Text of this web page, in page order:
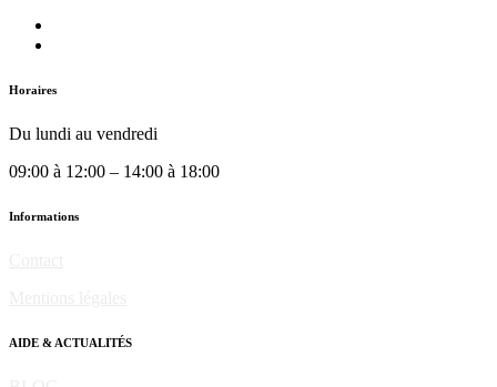
Horaires
Du lundi au vendredi
09:00 à 12:00 – 14:00 à 18:00
Informations
AIDE & ACTUALITÉS